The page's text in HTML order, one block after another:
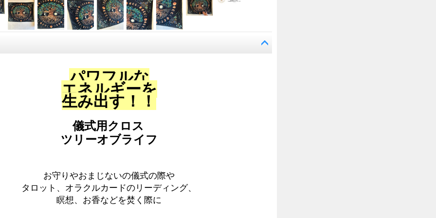
パワフルな
エネルギーを
生み出す！！
儀式用クロス
ツリーオブライフ
お守りやおまじないの儀式の際や
タロット、オラクルカードのリーディング、
瞑想、お香などを焚く際に